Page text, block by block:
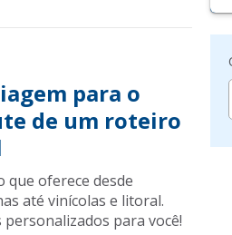
para o
de um roteiro
que oferece desde
até vinícolas e litoral.
para você!